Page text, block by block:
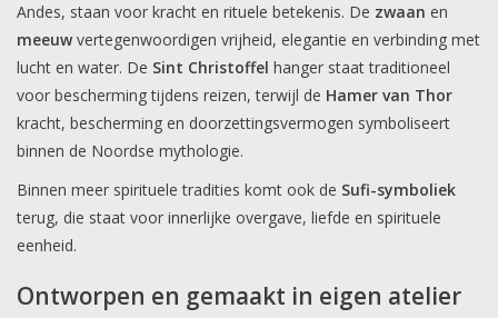
Andes, staan voor kracht en rituele betekenis. De zwaan en
meeuw vertegenwoordigen vrijheid, elegantie en verbinding met
lucht en water. De Sint Christoffel hanger staat traditioneel
voor bescherming tijdens reizen, terwijl de Hamer van Thor
kracht, bescherming en doorzettingsvermogen symboliseert
binnen de Noordse mythologie.
Binnen meer spirituele tradities komt ook de Sufi-symboliek
terug, die staat voor innerlijke overgave, liefde en spirituele
eenheid.
Ontworpen en gemaakt in eigen atelier